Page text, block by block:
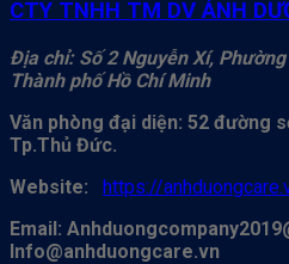
CTY TNHH TM DV ÁNH
Địa chỉ: Số 2 Nguyễn Xí,
Thành phố Hồ Chí Minh
Văn phòng đại diện: 52 đường
Tp.Thủ Đức.
Website: https://
Email:
Info@anhduongcare.vn